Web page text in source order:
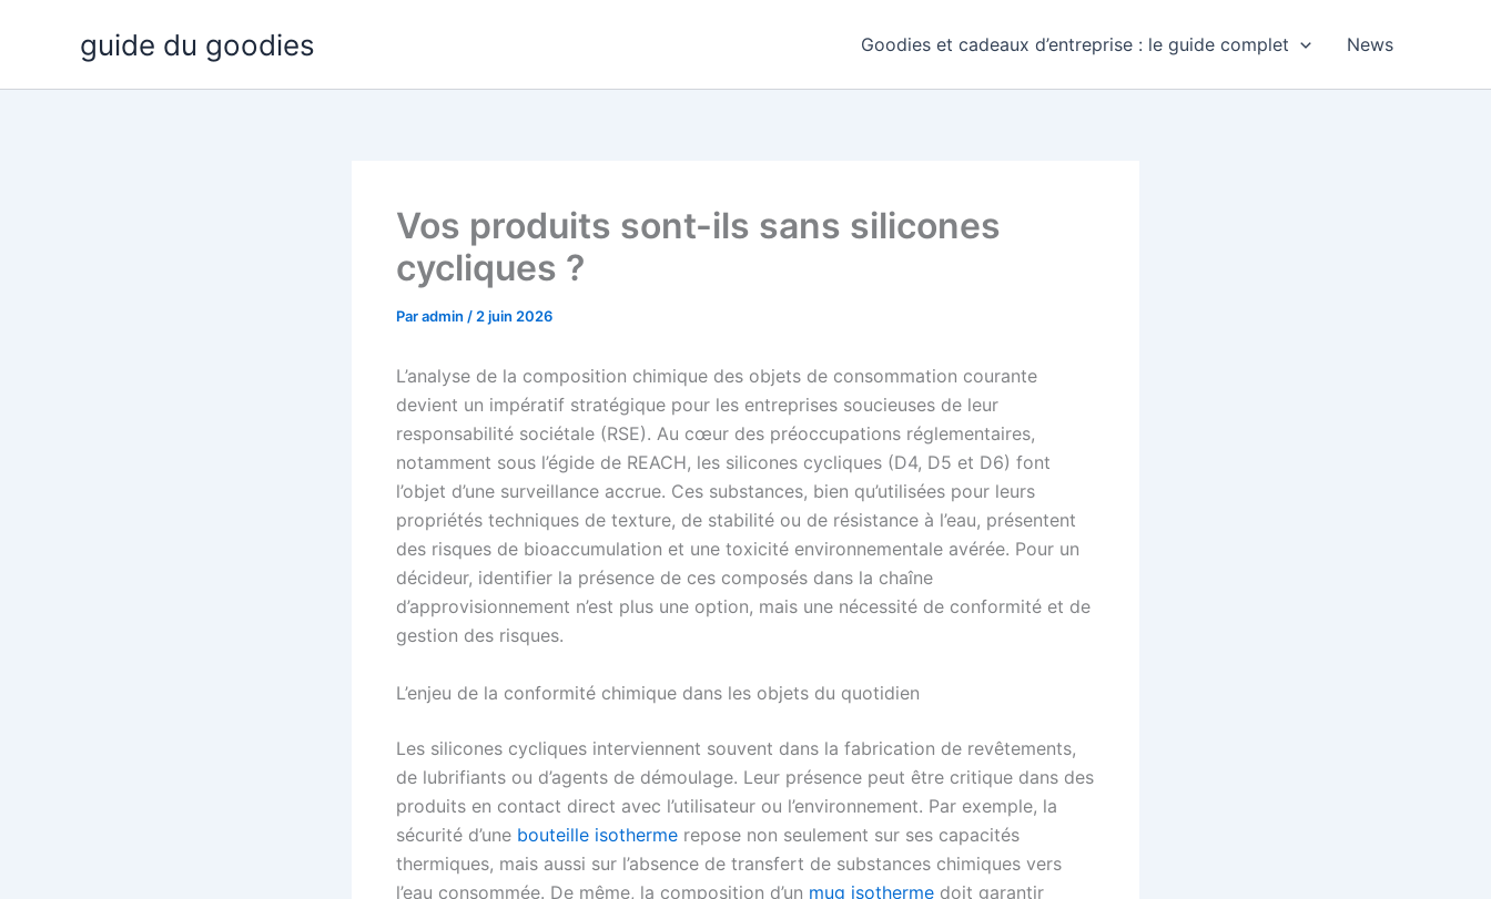
guide du goodies Goodies et cadeaux d’entreprise : le guide complet News
Vos produits sont-ils sans silicones
cycliques ?
Paradmin / 2 juin 2026
L’analyse de la composition chimique des objets de consommation courante
devient un impératif stratégique pour les entreprises soucieuses de leur
responsabilité sociétale (RSE). Au cœur des préoccupations réglementaires,
notamment sous l’égide de REACH, les silicones cycliques (D4, D5 et D6) font
l’objet d’une surveillance accrue. Ces substances, bien qu’utilisées pour leurs
propriétés techniques de texture, de stabilité ou de résistance à l’eau, présentent
des risques de bioaccumulation et une toxicité environnementale avérée. Pour un
décideur, identifier la présence de ces composés dans la chaîne
d’approvisionnement n’est plus une option, mais une nécessité de conformité et de
gestion des risques.
L’enjeu de la conformité chimique dans les objets du quotidien
Les silicones cycliques interviennent souvent dans la fabrication de revêtements,
de lubrifiants ou d’agents de démoulage. Leur présence peut être critique dans des
produits en contact direct avec l’utilisateur ou l’environnement. Par exemple, la
sécurité d’une bouteille isotherme repose non seulement sur ses capacités
thermiques, mais aussi sur l’absence de transfert de substances chimiques vers
l’eau consommée. De même, la composition d’un mug isotherme doit garantir